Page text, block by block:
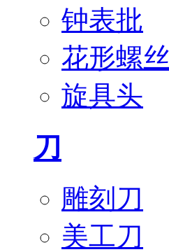
钟表批
花形螺
旋具头
刀
雕刻刀
美工刀